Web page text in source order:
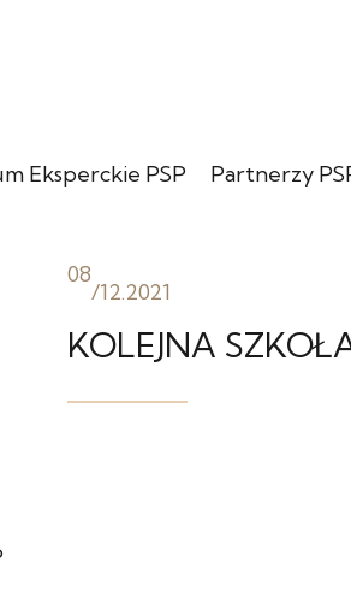
Eksperckie PSP Partnerzy
08
/12.2021
KOLEJNA